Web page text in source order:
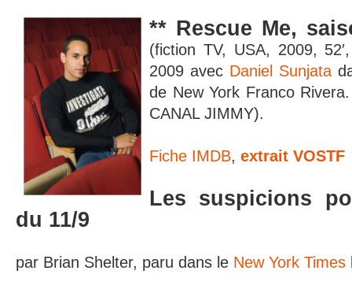
** Rescue Me,
(fiction TV, USA, 2009,
2009 avec Daniel Sunjata
de New York Franco
CANAL JIMMY).
Fiche IMDB, extrait VOSTF
Les suspicions
du 11/9
par Brian Shelter, paru dans le New York Times